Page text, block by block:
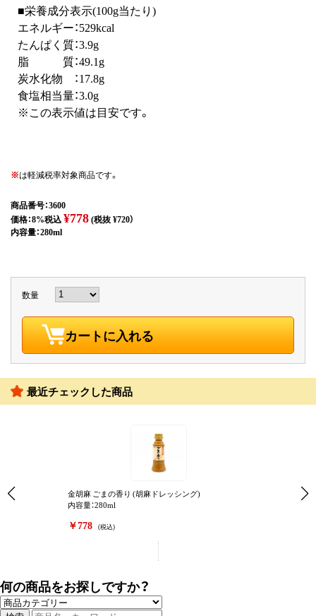
■栄養成分表示(100g当たり)
エネルギー：529kcal
たんぱく質：3.9g
脂 質：49.1g
炭水化物 ：17.8g
食塩相当量：3.0g
※この表示値は目安です。
※は軽減税率対象商品です。
商品番号：3600
価格：8%税込¥778(税抜 ¥720）
内容量：280ml
数量
カートに入れる
最近チェックした商品
金胡麻 ごまの香り (胡麻ドレッシング)
内容量：280ml
￥778 (税込)
何の商品をお探しですか？